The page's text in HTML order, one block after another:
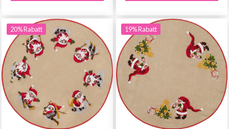
20% Rabatt 19% Rabatt